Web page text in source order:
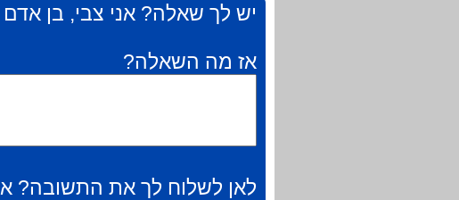
יש לך שאלה? אני צבי, בן אדם
אז מה השאלה?
לאן לשלוח לך את התשובה?